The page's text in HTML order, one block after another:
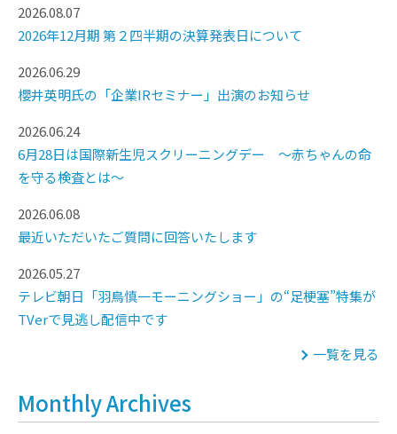
2026.08.07
2026年12月期 第２四半期の決算発表日について
2026.06.29
櫻井英明氏の「企業IRセミナー」出演のお知らせ
2026.06.24
6月28日は国際新生児スクリーニングデー ～赤ちゃんの命
を守る検査とは～
2026.06.08
最近いただいたご質問に回答いたします
2026.05.27
テレビ朝日「羽鳥慎一モーニングショー」の“足梗塞”特集が
TVerで見逃し配信中です
一覧を見る
Monthly Archives